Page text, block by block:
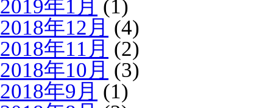
2019年1月 (1)
2018年12月 (4)
2018年11月 (2)
2018年10月 (3)
2018年9月 (1)